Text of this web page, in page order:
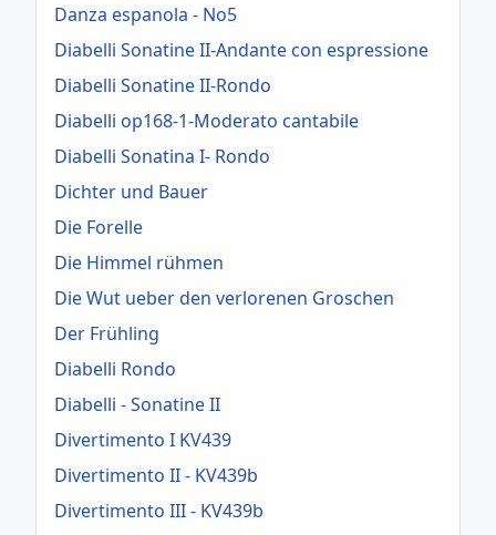
Danza espanola - No5
Diabelli Sonatine II-Andante con espressione
Diabelli Sonatine II-Rondo
Diabelli op168-1-Moderato cantabile
Diabelli Sonatina I- Rondo
Dichter und Bauer
Die Forelle
Die Himmel rühmen
Die Wut ueber den verlorenen Groschen
Der Frühling
Diabelli Rondo
Diabelli - Sonatine II
Divertimento I KV439
Divertimento II - KV439b
Divertimento III - KV439b